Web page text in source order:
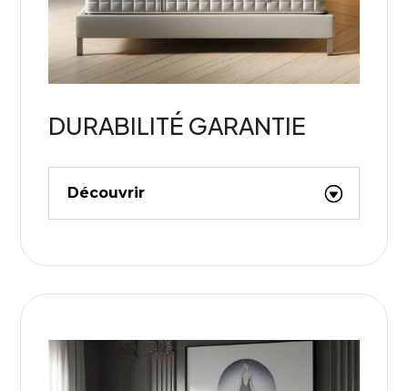
DURABILITÉ GARANTIE
Découvrir